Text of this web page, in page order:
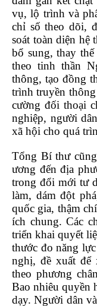
vụ, lộ trình và
chỉ số theo dõi,
soát toàn diện hệ
bổ sung, thay
theo tinh thần
thông, tạo đồng
trình truyền
cường đối thoại
nghiệp, người
xã hội cho quá
Tổng Bí thư
ương đến địa
trong đổi mới tư
làm, dám đột
quốc gia, thậm
ích chung. Các
triển khai quyết
thước đo năng
nghị, đề xuất để
theo phương
Bao nhiêu quyền
dạy. Người dân